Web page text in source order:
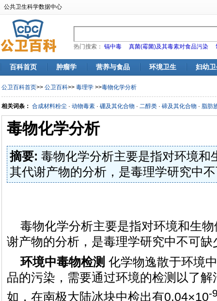
公共卫生科学数据中心
热门搜索： 镉中毒 真菌(霉菌)及其毒素对食品污染
百科首页 肿瘤学 营养与食品 环境卫生 妇幼
公卫百科首页>> 公卫百科>> 毒理学 >>毒物化学分析
相关词条： 合成材料粉尘 · 动物毒素 · 硼及其化合物 · 二醇类 · 碲及其化合物 · 脂肪
毒物化学分析
摘要: 毒物化学分析主要是指对环境和
其代谢产物的分析，是毒理学研究中
毒物化学分析主要是指对环境和生
谢产物的分析，是毒理学研究中不可缺
环境中毒物检测 化学物逸散于环境
品的污染，需要通过环境的检测以了
如，在南极大陆冰块中检出有0.04×10-